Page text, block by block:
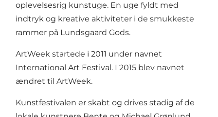
oplevelsesrig kunstuge. En uge fyldt med
indtryk og kreative aktiviteter i de smukkeste
rammer på Lundsgaard Gods.
ArtWeek startede i 2011 under navnet
International Art Festival. I 2015 blev navnet
ændret til ArtWeek.
Kunstfestivalen er skabt og drives stadig af de